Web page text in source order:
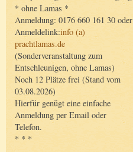
* ohne Lamas *
Anmeldung: 0176 660 161 30 oder
Anmeldelink:info (a)
prachtlamas.de
(Sonderveranstaltung zum
Entschleunigen, ohne Lamas)
Noch 12 Plätze frei (Stand vom
03.08.2026)
Hierfür genügt eine einfache
Anmeldung per Email oder
Telefon.
* * *